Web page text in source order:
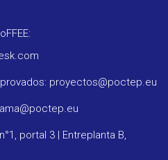
proyectos@poctep.eu
portal 3 | Entreplanta B,